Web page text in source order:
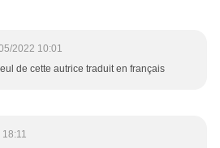
2022 10:01
de cette autrice traduit en français